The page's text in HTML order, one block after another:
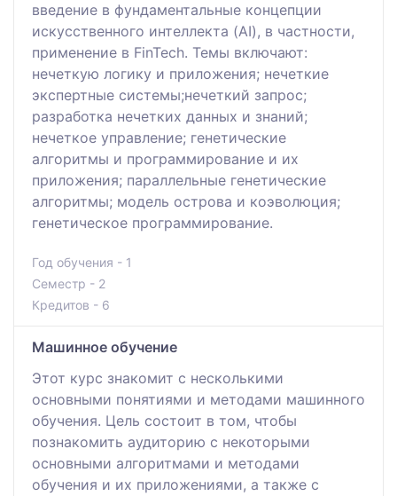
введение в фундаментальные концепции
искусственного интеллекта (AI), в частности,
применение в FinTech. Темы включают:
нечеткую логику и приложения; нечеткие
экспертные системы;нечеткий запрос;
разработка нечетких данных и знаний;
нечеткое управление; генетические
алгоритмы и программирование и их
приложения; параллельные генетические
алгоритмы; модель острова и коэволюция;
генетическое программирование.
Год обучения - 1
Семестр - 2
Кредитов - 6
Машинное обучение
Этот курс знакомит с несколькими
основными понятиями и методами машинного
обучения. Цель состоит в том, чтобы
познакомить аудиторию с некоторыми
основными алгоритмами и методами
обучения и их приложениями, а также с